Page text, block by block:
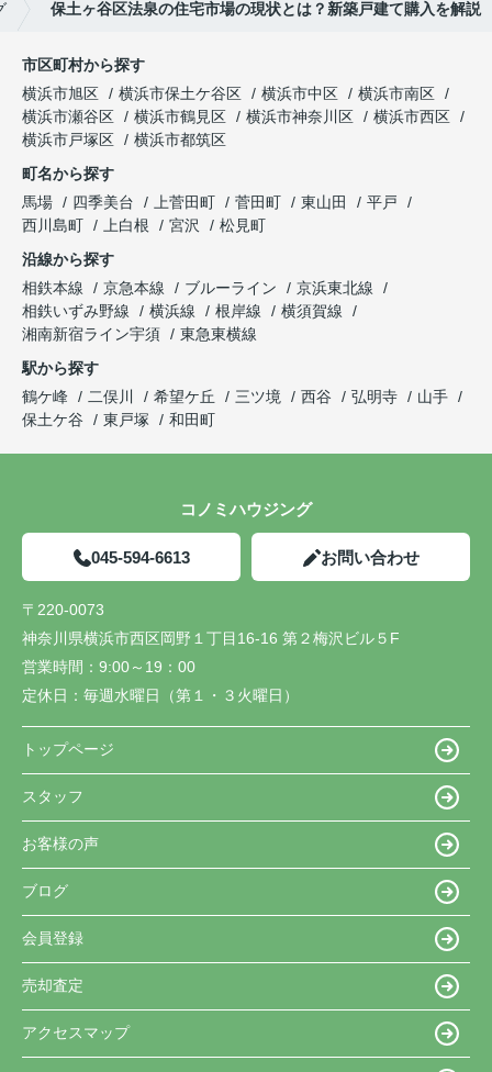
保土ヶ谷区法泉の住宅市場の現状とは？新築戸建て購入を解説
市区町村から探す
横浜市旭区
横浜市保土ケ谷区 横浜市中区
横浜市南区
横浜市瀬谷区
横浜市鶴見区 横浜市神奈川区
横浜市西区
横浜市戸塚区
横浜市都筑区
町名から探す
馬場
四季美台 上菅田町 菅田町 東山田
平戸
西川島町
上白根 宮沢
松見町
沿線から探す
相鉄本線
京急本線 ブルーライン
京浜東北線
相鉄いずみ野線
横浜線 根岸線
横須賀線
湘南新宿ライン宇須
東急東横線
駅から探す
鶴ケ峰
二俣川 希望ケ丘 三ツ境 西谷 弘明寺
山手
保土ケ谷
東戸塚 和田町
コノミハウジング
045-594-6613 お問い合わせ
〒220-0073
神奈川県横浜市西区岡野１丁目16-16 第２梅沢ビル５F
営業時間： 9:00～19：00
定休日： 毎週水曜日（第１・３火曜日）
トップページ
スタッフ
お客様の声
ブログ
会員登録
売却査定
アクセスマップ